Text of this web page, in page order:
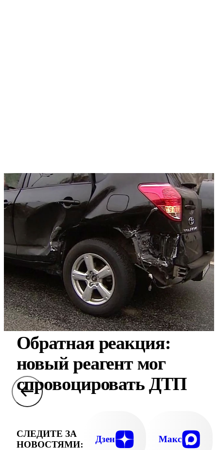
Обратная реакция:
новый реагент мог
спровоцировать ДТП
СЛЕДИТЕ ЗА
НОВОСТЯМИ:
Дзен Макс